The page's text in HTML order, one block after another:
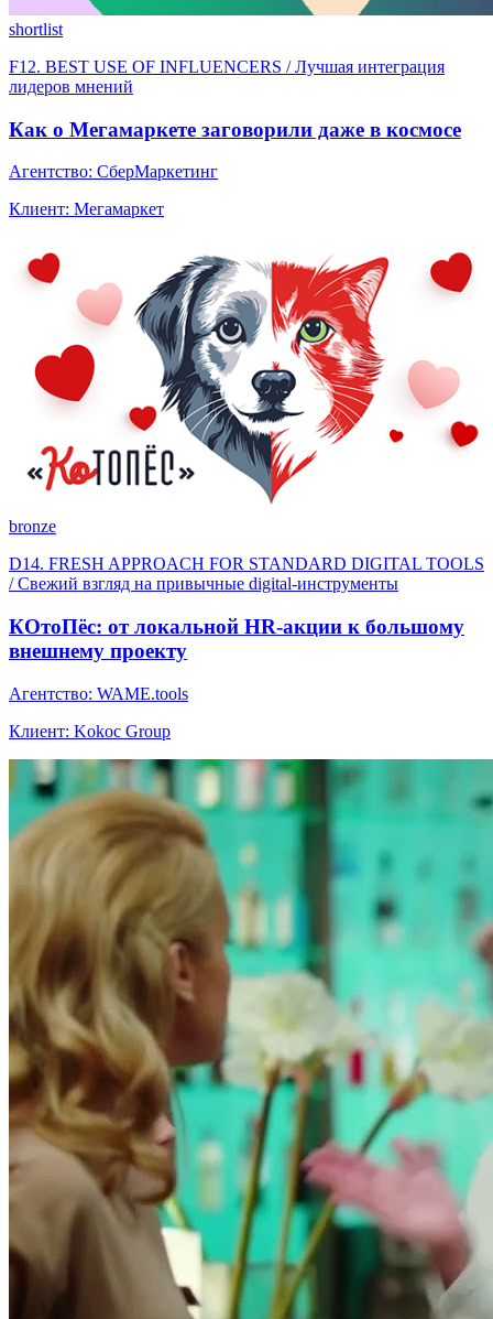
shortlist
F12. BEST USE OF INFLUENCERS / Лучшая интеграция
лидеров мнений
Как о Мегамаркете заговорили даже в космосе
Агентство: СберМаркетинг
Клиент: Мегамаркет
bronze
D14. FRESH APPROACH FOR STANDARD DIGITAL TOOLS
/ Свежий взгляд на привычные digital-инструменты
КОтоПёс: от локальной HR-акции к большому
внешнему проекту
Агентство: WAME.tools
Клиент: Kokoc Group